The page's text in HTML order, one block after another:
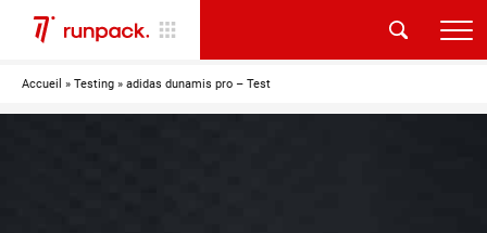
Accueil » Testing » adidas dunamis pro – Test